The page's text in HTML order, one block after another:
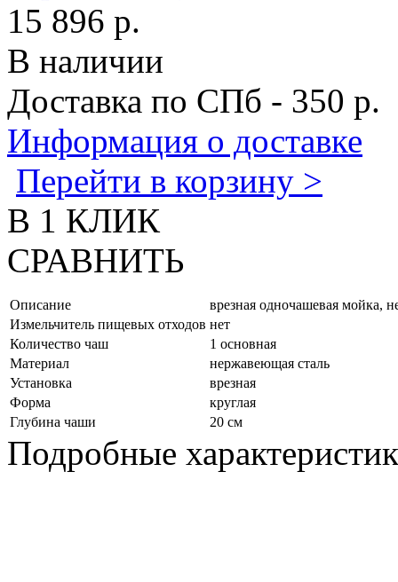
15 896 р.
В наличии
Доставка по СПб - 350 р.
Информация о доставке
Перейти в корзину >
В 1 КЛИК
СРАВНИТЬ
Описание
врезная одночашевая мойка,
Измельчитель пищевых отходов нет
Количество чаш
1 основная
Материал
нержавеющая сталь
Установка
врезная
Форма
круглая
Глубина чаши
20 см
Подробные